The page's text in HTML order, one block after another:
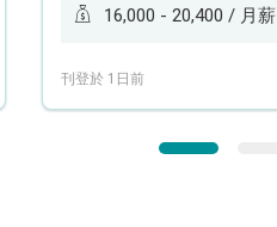
16,000 - 20,400 / 月薪
刊登於 1日前